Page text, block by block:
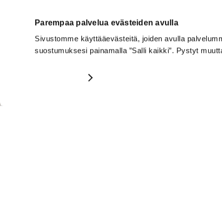
Parempaa palvelua evästeiden avulla
Sivustomme käyttääevästeitä, joiden avulla
suostumuksesi painamalla ”Salli kaikki”. Pystyt
Lillevilla +3 – 4,2 m² / 16 mm
809,00€690,00€
Lillevilla
1 090,00